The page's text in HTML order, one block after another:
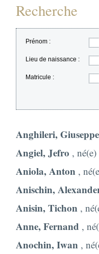
Recherche
Prénom :
Lieu de naissance :
Matricule :
Anghileri, Giuseppe
Angiel, Jefro ,
Aniola, Anton ,
Anischin,
Anisin, Tichon ,
Anne, Fernand ,
Anochin, Iwan ,